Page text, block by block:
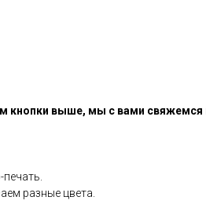
кнопки выше, мы с вами
разные цвета.